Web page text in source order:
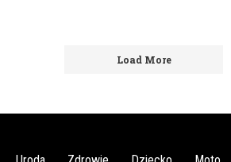
Load More